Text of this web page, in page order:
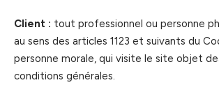
Client : tout professionnel ou personne
au sens des articles 1123 et suivants du
personne morale, qui visite le site objet
conditions générales.